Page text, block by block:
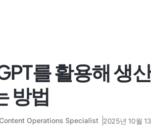
를 활용해 생
방법
Operations Specialist 2025년 10월